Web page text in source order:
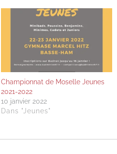
Championnat de Moselle Jeunes
2021-2022
10 janvier 2022
Dans "Jeunes"